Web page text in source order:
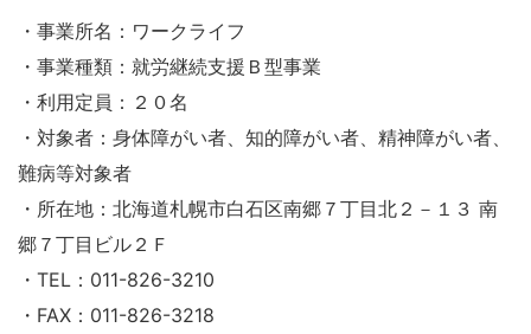
・事業所名：ワークライフ
・事業種類：就労継続支援Ｂ型事業
・利用定員：２０名
・対象者：身体障がい者、知的障がい者、精神障がい者、
難病等対象者
・所在地：北海道札幌市白石区南郷７丁目北２－１３ 南
郷７丁目ビル２Ｆ
・TEL：011-826-3210
・FAX：011-826-3218